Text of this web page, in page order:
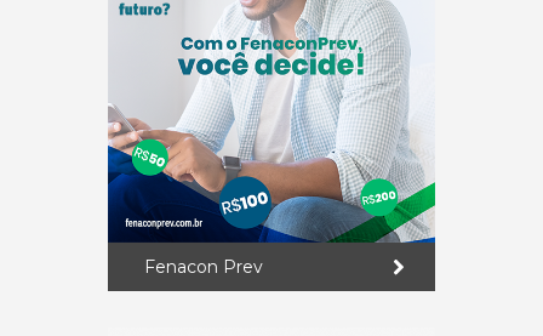
Fenacon Prev